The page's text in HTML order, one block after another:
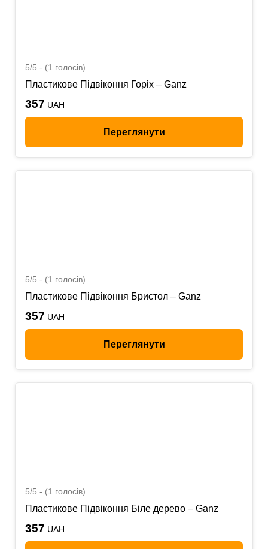
5/5 - (1 голосів)
Пластикове Підвіконня Горіх – Ganz
357 UAH
Переглянути
5/5 - (1 голосів)
Пластикове Підвіконня Бристол – Ganz
357 UAH
Переглянути
5/5 - (1 голосів)
Пластикове Підвіконня Біле дерево – Ganz
357 UAH